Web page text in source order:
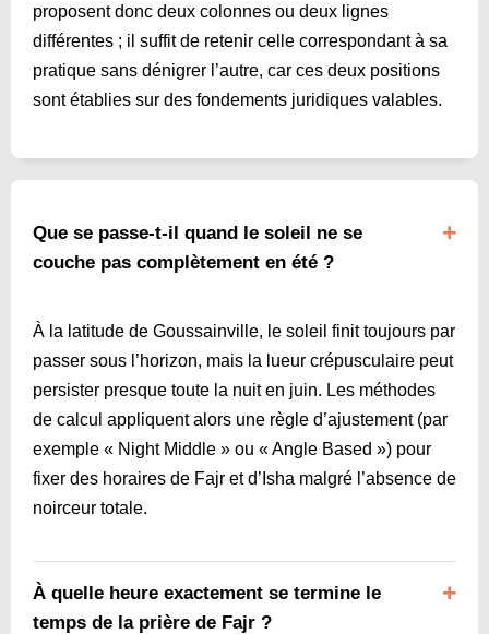
proposent donc deux colonnes ou deux lignes
différentes ; il suffit de retenir celle correspondant à sa
pratique sans dénigrer l’autre, car ces deux positions
sont établies sur des fondements juridiques valables.
Que se passe-t-il quand le soleil ne se
couche pas complètement en été ?
À la latitude de Goussainville, le soleil finit toujours par
passer sous l’horizon, mais la lueur crépusculaire peut
persister presque toute la nuit en juin. Les méthodes
de calcul appliquent alors une règle d’ajustement (par
exemple « Night Middle » ou « Angle Based ») pour
fixer des horaires de Fajr et d’Isha malgré l’absence de
noirceur totale.
À quelle heure exactement se termine le
temps de la prière de Fajr ?